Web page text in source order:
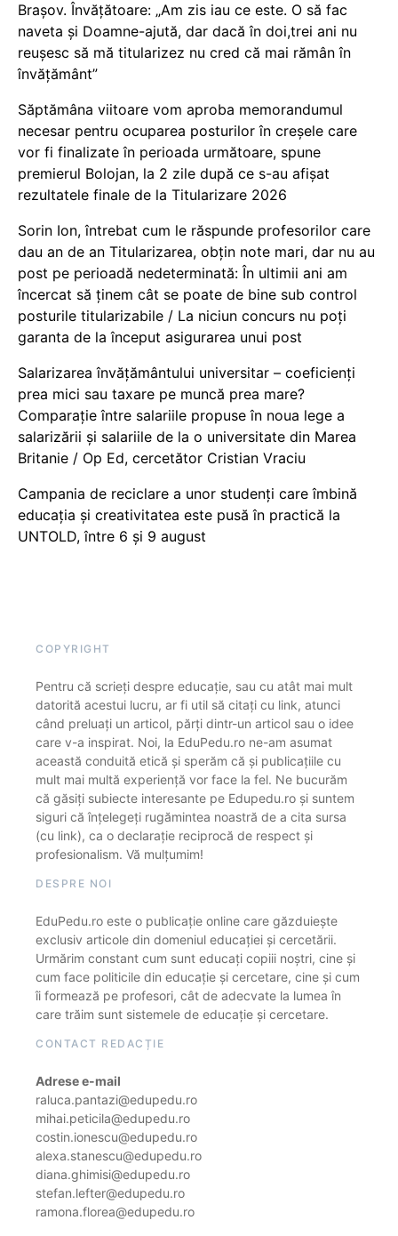
Brașov. Învățătoare: „Am zis iau ce este. O să fac
naveta și Doamne-ajută, dar dacă în doi,trei ani nu
reușesc să mă titularizez nu cred că mai rămân în
învățământ”
Săptămâna viitoare vom aproba memorandumul
necesar pentru ocuparea posturilor în creșele care
vor fi finalizate în perioada următoare, spune
premierul Bolojan, la 2 zile după ce s-au afișat
rezultatele finale de la Titularizare 2026
Sorin Ion, întrebat cum le răspunde profesorilor care
dau an de an Titularizarea, obțin note mari, dar nu au
post pe perioadă nedeterminată: În ultimii ani am
încercat să ținem cât se poate de bine sub control
posturile titularizabile / La niciun concurs nu poți
garanta de la început asigurarea unui post
Salarizarea învățământului universitar – coeficienți
prea mici sau taxare pe muncă prea mare?
Comparație între salariile propuse în noua lege a
salarizării și salariile de la o universitate din Marea
Britanie / Op Ed, cercetător Cristian Vraciu
Campania de reciclare a unor studenți care îmbină
educația și creativitatea este pusă în practică la
UNTOLD, între 6 și 9 august
COPYRIGHT
Pentru că scrieți despre educație, sau cu atât mai mult
datorită acestui lucru, ar fi util să citați cu link, atunci
când preluați un articol, părți dintr-un articol sau o idee
care v-a inspirat. Noi, la EduPedu.ro ne-am asumat
această conduită etică și sperăm că și publicațiile cu
mult mai multă experiență vor face la fel. Ne bucurăm
că găsiți subiecte interesante pe Edupedu.ro și suntem
siguri că înțelegeți rugămintea noastră de a cita sursa
(cu link), ca o declarație reciprocă de respect și
profesionalism. Vă mulțumim!
DESPRE NOI
EduPedu.ro este o publicație online care găzduiește
exclusiv articole din domeniul educației și cercetării.
Urmărim constant cum sunt educați copiii noștri, cine și
cum face politicile din educație și cercetare, cine și cum
îi formează pe profesori, cât de adecvate la lumea în
care trăim sunt sistemele de educație și cercetare.
CONTACT REDACȚIE
Adrese e-mail
raluca.pantazi@edupedu.ro
mihai.peticila@edupedu.ro
costin.ionescu@edupedu.ro
alexa.stanescu@edupedu.ro
diana.ghimisi@edupedu.ro
stefan.lefter@edupedu.ro
ramona.florea@edupedu.ro